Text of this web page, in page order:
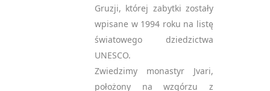
Gruzji, której zabytki zostały
wpisane w 1994 roku na listę
światowego dziedzictwa
UNESCO.
Zwiedzimy monastyr Jvari,
położony na wzgórzu z